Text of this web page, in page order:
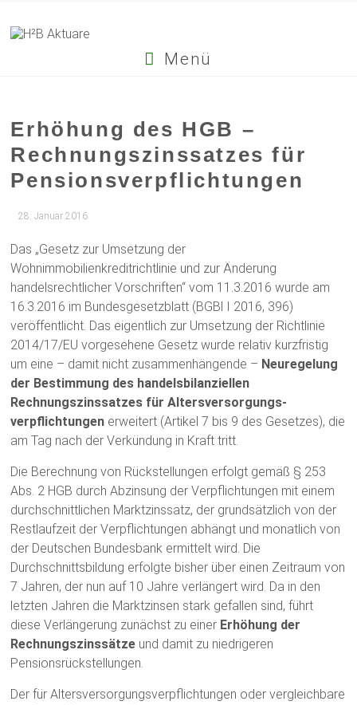
Menü
Erhöhung des HGB –
Rechnungszinssatzes für
Pensionsverpflichtungen
28. Januar 2016
Das „Gesetz zur Umsetzung der
Wohnimmobilienkreditrichtlinie und zur Änderung
handelsrechtlicher Vorschriften“ vom 11.3.2016 wurde am
16.3.2016 im Bundesgesetzblatt (BGBl I 2016, 396)
veröffentlicht. Das eigentlich zur Umsetzung der Richtlinie
2014/17/EU vorgesehene Gesetz wurde relativ kurzfristig
um eine – damit nicht zusammenhängende – Neuregelung
der Bestimmung des handelsbilanziellen
Rechnungszinssatzes für Alters­versorgungs­
verpflichtungen erweitert (Artikel 7 bis 9 des Gesetzes), die
am Tag nach der Verkündung in Kraft tritt.
Die Berechnung von Rückstellungen erfolgt gemäß § 253
Abs. 2 HGB durch Abzinsung der Verpflichtungen mit einem
durchschnittlichen Marktzinssatz, der grundsätzlich von der
Restlaufzeit der Verpflichtungen abhängt und monatlich von
der Deutschen Bundesbank ermittelt wird. Die
Durchschnittsbildung erfolgte bisher über einen Zeitraum von
7 Jahren, der nun auf 10 Jahre verlängert wird. Da in den
letzten Jahren die Marktzinsen stark gefallen sind, führt
diese Verlängerung zunächst zu einer Erhöhung der
Rechnungszinssätze und damit zu niedrigeren
Pensionsrückstellungen.
Der für Altersversorgungsverpflichtungen oder vergleichbare